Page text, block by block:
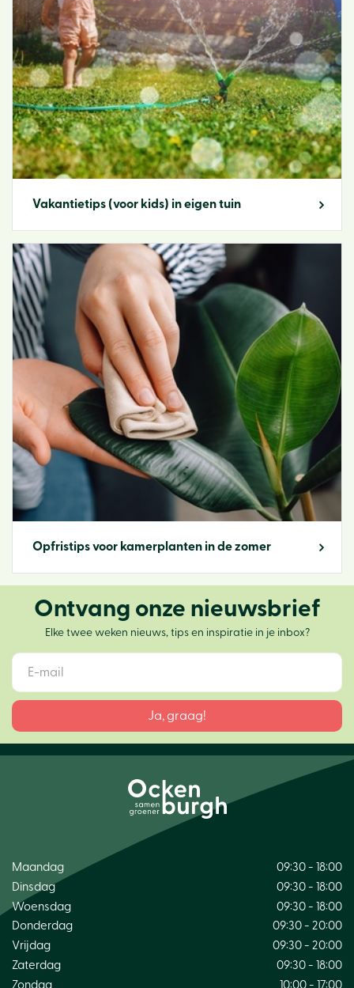
Vakantietips (voor kids) in eigen tuin
Opfristips voor kamerplanten in de zomer
Ontvang onze nieuwsbrief
Elke twee weken nieuws, tips en inspiratie in je inbox?
Maandag
09:30 - 18:00
Dinsdag
09:30 - 18:00
Woensdag
09:30 - 18:00
Donderdag
09:30 - 20:00
Vrijdag
09:30 - 20:00
Zaterdag
09:30 - 18:00
Zondag
10:00 - 17:00